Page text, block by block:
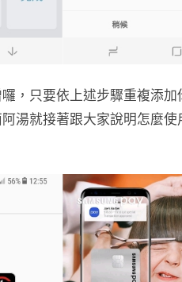
，只要依上述步驟重複添加
湯就接著跟大家說明怎麼